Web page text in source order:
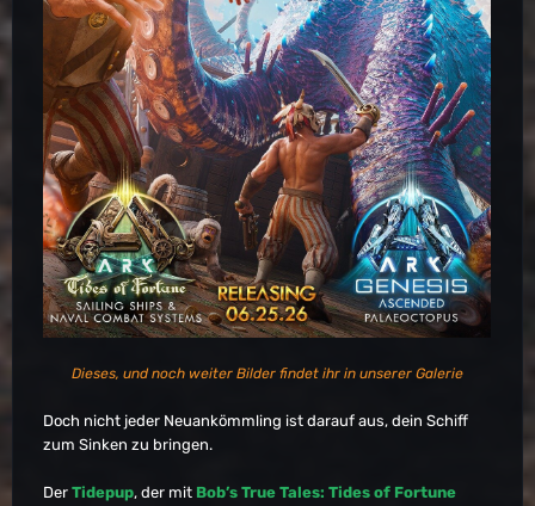
Dieses, und noch weiter Bilder findet ihr in unserer Galerie
Doch nicht jeder Neuankömmling ist darauf aus, dein Schiff
zum Sinken zu bringen.
Der Tidepup, der mit Bob’s True Tales: Tides of Fortune